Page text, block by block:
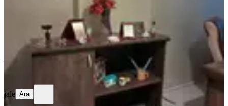
2 Oda· 70 m² ·
18.000 ₺
jale
jale Ara